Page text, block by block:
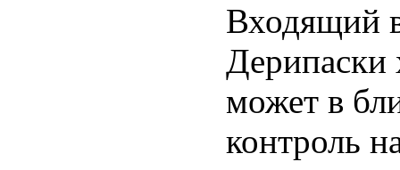
Входящий
Дерипаски
может в
контроль